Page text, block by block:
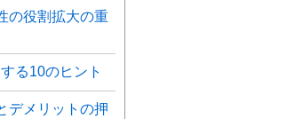
の役割拡大の重
る10のヒント
デメリットの押